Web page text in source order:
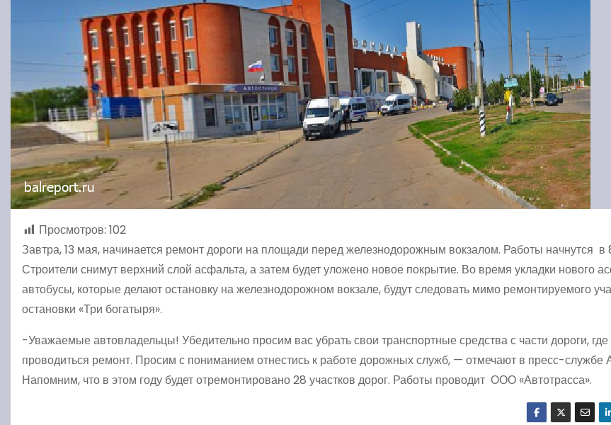
Просмотров: 102
Завтра, 13 мая, начинается ремонт дороги на площади перед железнодорожным вокзалом. Работы начнутся в
Строители снимут верхний слой асфальта, а затем будет уложено новое покрытие. Во время укладки нового
автобусы, которые делают остановку на железнодорожном вокзале, будут следовать мимо ремонтируемого
остановки «Три богатыря».
-Уважаемые автовладельцы! Убедительно просим вас убрать свои транспортные средства с части дороги, где
проводиться ремонт. Просим с пониманием отнестись к работе дорожных служб, — отмечают в пресс-
Напомним, что в этом году будет отремонтировано 28 участков дорог. Работы проводит ООО «Автотрасса».